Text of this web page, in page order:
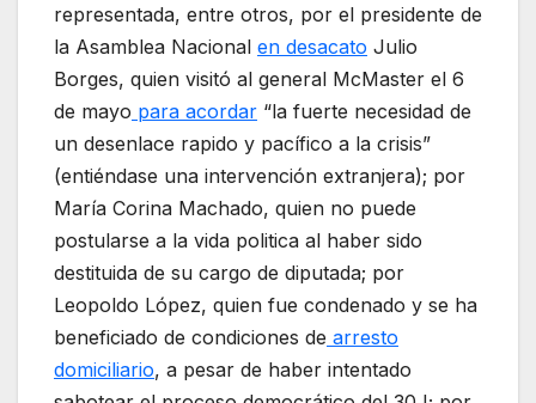
representada, entre otros, por el presidente de
la Asamblea Nacional en desacato Julio
Borges, quien visitó al general McMaster el 6
de mayo para acordar “la fuerte necesidad de
un desenlace rapido y pacífico a la crisis”
(entiéndase una intervención extranjera); por
María Corina Machado, quien no puede
postularse a la vida politica al haber sido
destituida de su cargo de diputada; por
Leopoldo López, quien fue condenado y se ha
beneficiado de condiciones de arresto
domiciliario, a pesar de haber intentado